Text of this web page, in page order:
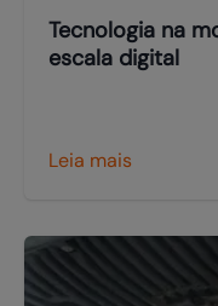
Tecnologia na
escala digital
Leia mais